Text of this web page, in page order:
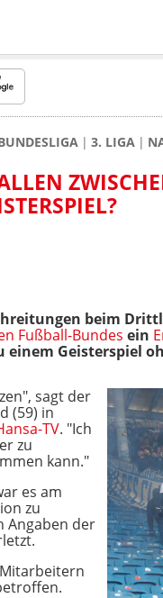
3. LIGA
beim
Fußball-Bundes ein
Geisterspiel
sagt der
(59) in
TV. "Ich
zu
kann."
es am
zu
Angaben der